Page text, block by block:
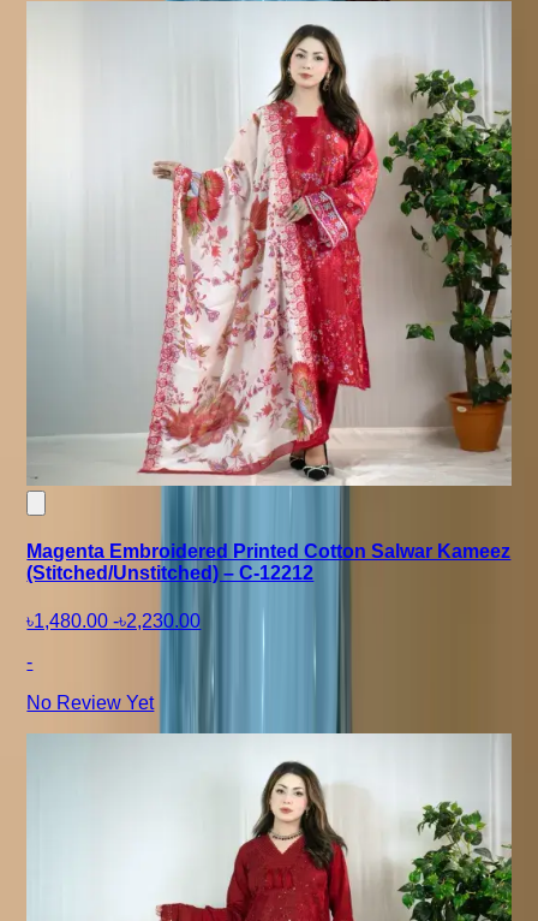
Magenta Embroidered Printed Cotton Salwar Kameez
(Stitched/Unstitched) – C-12212
৳1,480.00 -৳2,230.00
-
No Review Yet